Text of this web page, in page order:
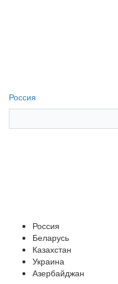
Россия
Россия
Беларусь
Казахстан
Украина
Азербайджан